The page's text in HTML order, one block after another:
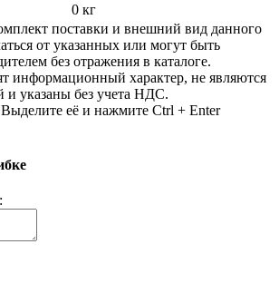
0 кг
поставки и внешний вид данного
от указанных или могут быть
без отражения в каталоге.
информационный характер, не являются
и указаны без учета НДС.
её и нажмите Ctrl + Enter